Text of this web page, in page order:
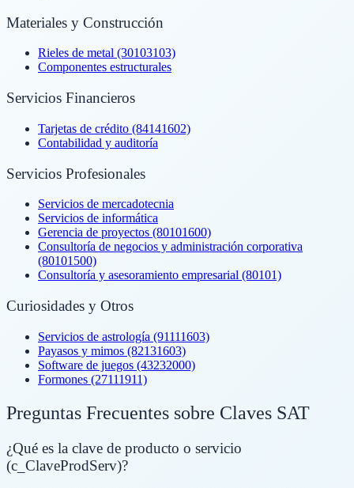
Materiales y Construcción
Rieles de metal (30103103)
Componentes estructurales
Servicios Financieros
Tarjetas de crédito (84141602)
Contabilidad y auditoría
Servicios Profesionales
Servicios de mercadotecnia
Servicios de informática
Gerencia de proyectos (80101600)
Consultoría de negocios y administración corporativa
(80101500)
Consultoría y asesoramiento empresarial (80101)
Curiosidades y Otros
Servicios de astrología (91111603)
Payasos y mimos (82131603)
Software de juegos (43232000)
Formones (27111911)
Preguntas Frecuentes sobre Claves SAT
¿Qué es la clave de producto o servicio
(c_ClaveProdServ)?